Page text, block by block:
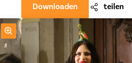
Downloaden teilen